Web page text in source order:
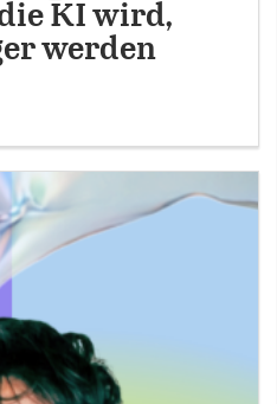
KI wird,
werden